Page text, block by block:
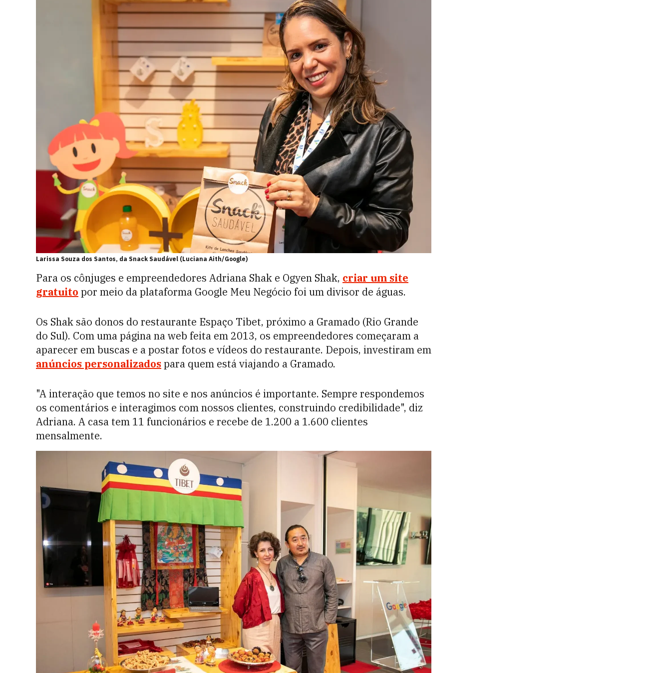
Larissa Souza dos Santos, da Snack Saudável (Luciana Aith/Google)
Para os cônjuges e empreendedores Adriana Shak e Ogyen Shak, criar um site
gratuito por meio da plataforma Google Meu Negócio foi um divisor de águas.
Os Shak são donos do restaurante Espaço Tibet, próximo a Gramado (Rio Grande
do Sul). Com uma página na web feita em 2013, os empreendedores começaram a
aparecer em buscas e a postar fotos e vídeos do restaurante. Depois, investiram em
anúncios personalizadospara quem está viajando a Gramado.
"A interação que temos no site e nos anúncios é importante. Sempre respondemos
os comentários e interagimos com nossos clientes, construindo credibilidade", diz
Adriana. A casa tem 11 funcionários e recebe de 1.200 a 1.600 clientes
mensalmente.